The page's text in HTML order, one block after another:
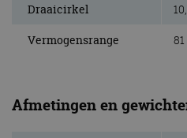
Draaicirkel
Vermogensrange
Afmetingen en